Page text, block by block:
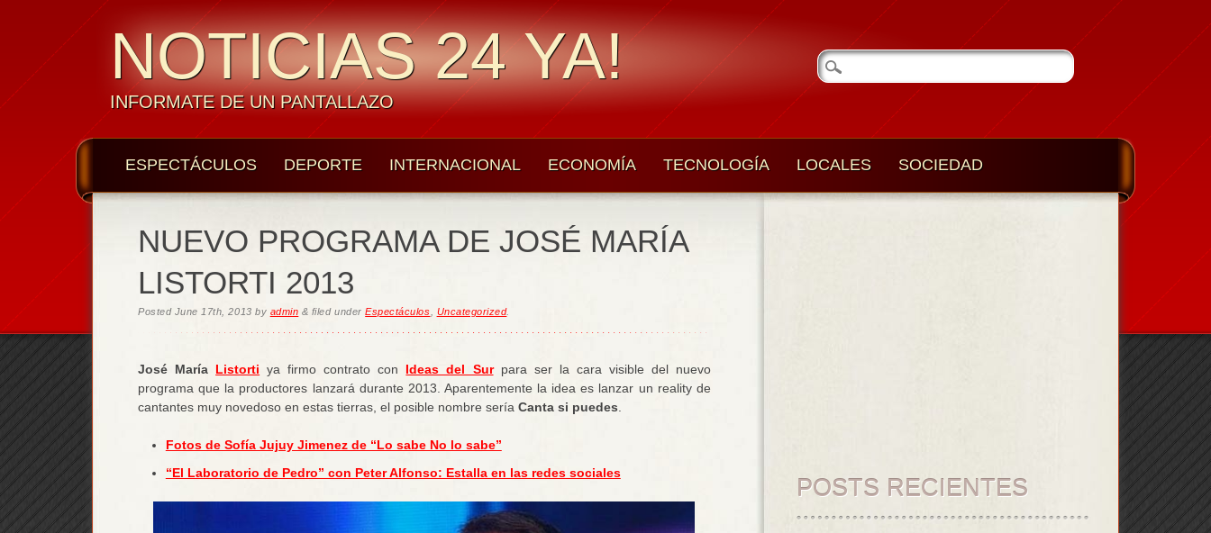
NOTICIAS 24 YA!
INFORMATE DE UN PANTALLAZO
ESPECTÁCULOS DEPORTE INTERNACIONAL ECONOMÍA TECNOLOGÍA LOCALES SOCIEDAD
NUEVO PROGRAMA DE JOSÉ MARÍA
LISTORTI 2013
Posted June 17th, 2013 by admin & filed underEspectáculos Uncategorized.
José María Listorti ya firmo contrato con Ideas del Surpara ser la cara visible del nuevo
programa que la productores lanzará durante 2013. Aparentemente la idea es lanzar un reality de
cantantes muy novedoso en estas tierras, el posible nombre sería Canta si puedes
Fotos de Sofía Jujuy Jimenez de “Lo sabe No lo sabe”
“El Laboratorio de Pedro” con Peter Alfonso: Estalla en las redes sociales
POSTS RECIENTES